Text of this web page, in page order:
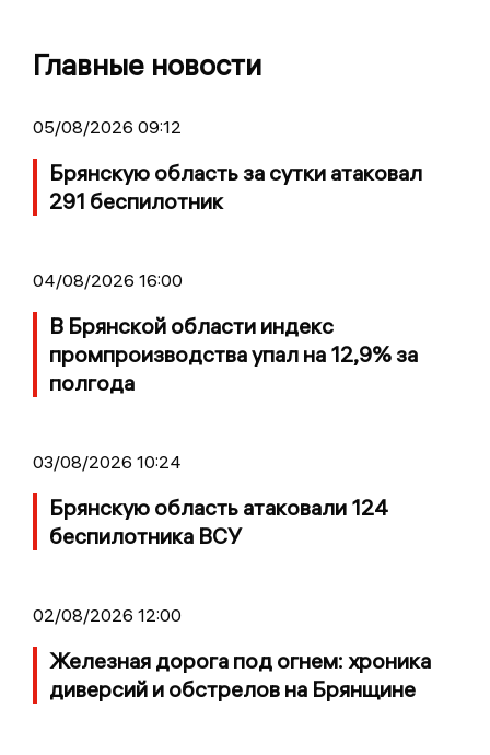
Главные новости
05/08/2026 09:12
Брянскую область за сутки атаковал
291 беспилотник
04/08/2026 16:00
В Брянской области индекс
промпроизводства упал на 12,9% за
полгода
03/08/2026 10:24
Брянскую область атаковали 124
беспилотника ВСУ
02/08/2026 12:00
Железная дорога под огнем: хроника
диверсий и обстрелов на Брянщине